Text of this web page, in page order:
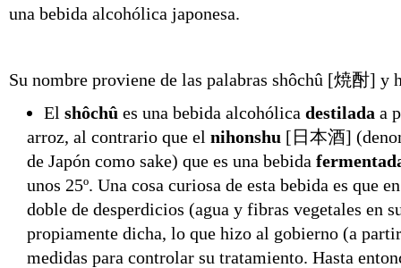
una bebida alcohólica japonesa.
Su nombre proviene de las palabras shôchû [焼酎] y
El shôchû es una bebida alcohólica destilada a
arroz, al contrario que el nihonshu [ 日本酒]
de Japón como sake) que es una bebida
unos 25º. Una cosa curiosa de esta bebida es que
doble de desperdicios (agua y fibras vegetales en
propiamente dicha, lo que hizo al gobierno (a
medidas para controlar su tratamiento. Hasta